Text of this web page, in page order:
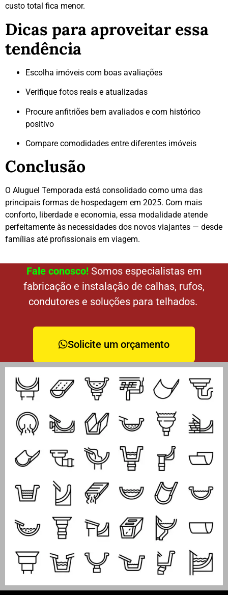
custo total fica menor.
Dicas para aproveitar essa
tendência
Escolha imóveis com boas avaliações
Verifique fotos reais e atualizadas
Procure anfitriões bem avaliados e com histórico
positivo
Compare comodidades entre diferentes imóveis
Conclusão
O Aluguel Temporada está consolidado como uma das
principais formas de hospedagem em 2025. Com mais
conforto, liberdade e economia, essa modalidade atende
perfeitamente às necessidades dos novos viajantes — desde
famílias até profissionais em viagem.
Fale conosco! Somos especialistas em
fabricação e instalação de calhas, rufos,
condutores e soluções para telhados.
Solicite um orçamento